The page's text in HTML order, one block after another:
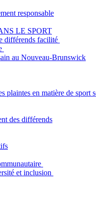
responsable
LE SPORT
différends facilité
au Nouveau-Brunswick
plaintes en matière de
des différends
et inclusion